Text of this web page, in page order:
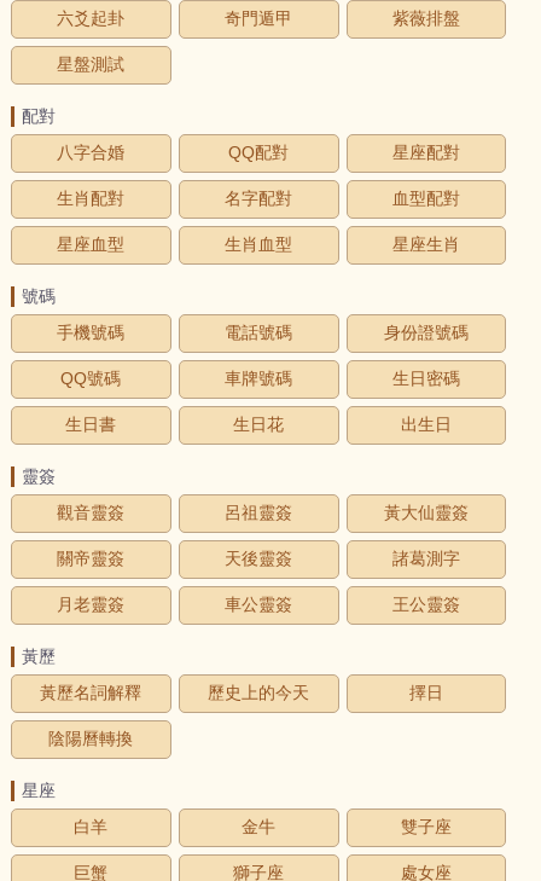
六爻起卦 奇門遁甲 紫薇排盤
星盤測試
配對
八字合婚
QQ配對 星座配對
生肖配對 名字配對 血型配對
星座血型 生肖血型 星座生肖
號碼
手機號碼
電話號碼 身份證號碼
QQ號碼 車牌號碼 生日密碼
生日書 生日花 出生日
靈簽
觀音靈簽
呂祖靈簽 黃大仙靈簽
關帝靈簽 天後靈簽 諸葛測字
月老靈簽 車公靈簽 王公靈簽
黃歷
黃歷名詞解釋
歷史上的今天 擇日
陰陽曆轉換
星座
白羊
金牛 雙子座
巨蟹 獅子座 處女座